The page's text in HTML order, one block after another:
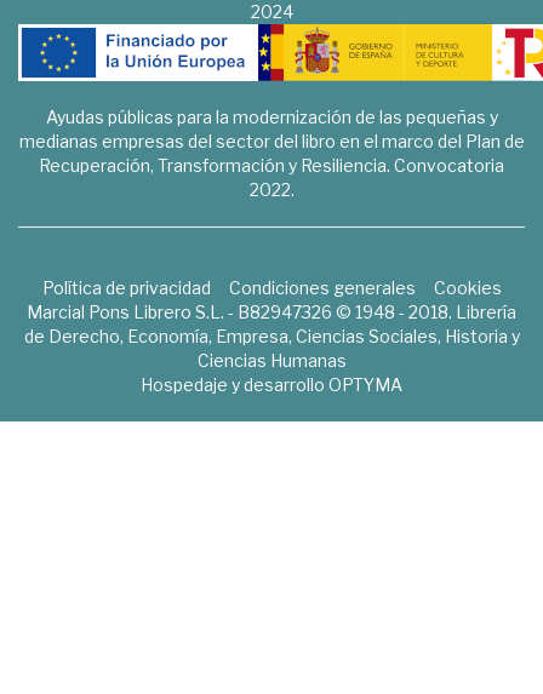
2024
Ayudas públicas para la modernización de las pequeñas y
medianas empresas del sector del libro en el marco del Plan de
Recuperación, Transformación y Resiliencia. Convocatoria
2022.
Política de privacidad Condiciones generales
Cookies
Marcial Pons Librero S.L. - B82947326 © 1948 - 2018. Librería
de Derecho, Economía, Empresa, Ciencias Sociales, Historia y
Ciencias Humanas
Hospedaje y desarrollo OPTYMA